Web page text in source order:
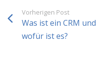
Vorherigen Post
Was ist ein CRM und
wofür ist es?